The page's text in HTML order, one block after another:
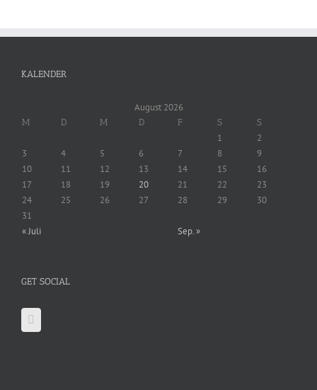
KALENDER
August 2026
M D M D F S S
1
2
3
4 5 6 7 8
9
10
11 12 13 14 15
16
17
18 19 20 21 22
23
24
25 26 27 28 29
30
31
« Juli
Sep. »
GET SOCIAL